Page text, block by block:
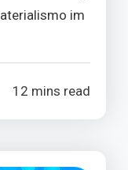
im
12 mins read